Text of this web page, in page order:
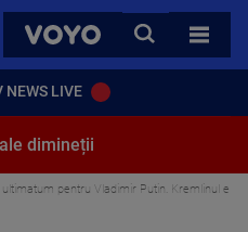
VOYO
CAUTA
TOATE
NEWS LIVE
dimineții
pentru Vladimir Putin. Kremlinul e